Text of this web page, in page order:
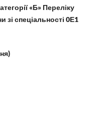
«Б» Переліку
зі спеціальності 0Е1